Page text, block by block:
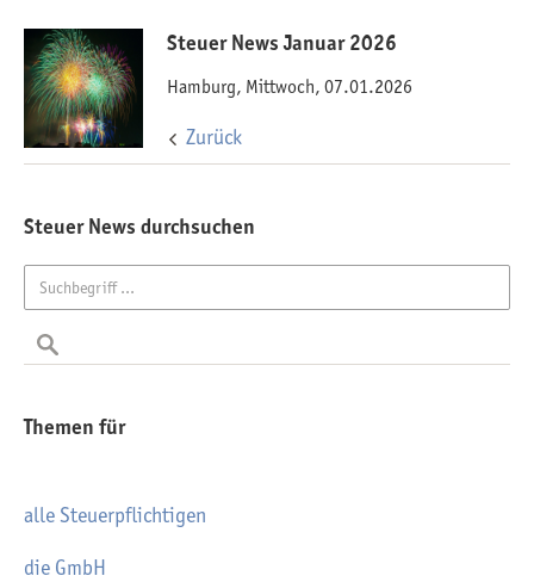
Steuer News Januar 2026
Hamburg, Mittwoch, 07.01.2026
Zurück
Steuer News durchsuchen
Themen für
alle Steuerpflichtigen
die GmbH